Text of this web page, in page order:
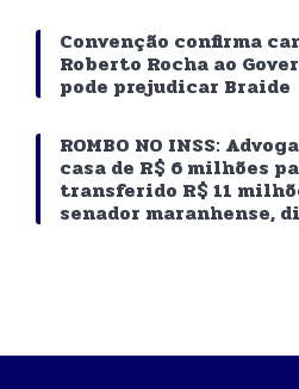
Convenção confirma
Roberto Rocha ao
pode prejudicar Braide
ROMBO NO INSS:
casa de R$ 6 milhões
transferido R$ 11
senador maranhense,